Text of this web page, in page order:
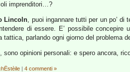
imprenditori…?
Lincoln, puoi ingannare tutti per un po’ di
di essere. E’ possibile
tattica, parlando ogni giorno del problema
sono opinioni personali: e spero ancora,
| 4 commenti »